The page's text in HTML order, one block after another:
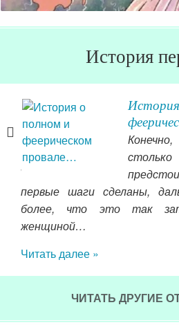
История
и
первые шаги сделаны,
более, что это так
женщиной…
Читать далее »
ЧИТАТЬ ДРУГИЕ